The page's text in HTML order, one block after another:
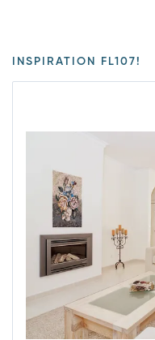
INSPIRATION FL107!